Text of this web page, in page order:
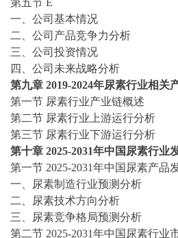
第五节 E
一、公司基本情况
二、公司产品竞争力分析
三、公司投资情况
四、公司未来战略分析
第九章 2019-2024年尿素行业相关
第一节 尿素行业产业链概述
第二节 尿素行业上游运行分析
第三节 尿素行业下游运行分析
第十章 2025-2031年中国 尿素行业
第一节 2025-2031年中国 尿素产品
一、
尿素制造行业预测分析
二、
尿素技术方向分析
三、
尿素竞争格局预测分析
第二节 2025-2031年中国 尿素行业